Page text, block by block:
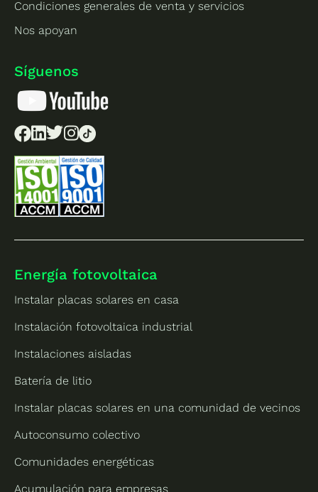
Condiciones generales de venta y servicios
Nos apoyan
Síguenos
Energía fotovoltaica
Instalar placas solares en casa
Instalación fotovoltaica industrial
Instalaciones aisladas
Batería de litio
Instalar placas solares en una comunidad de vecinos
Autoconsumo colectivo
Comunidades energéticas
Acumulación para empresas